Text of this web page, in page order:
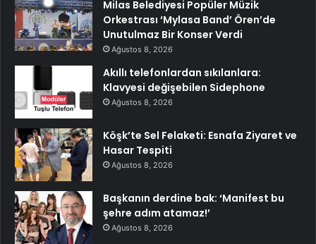
Milas Belediyesi Popüler Müzik
Orkestrası ‘Mylasa Band’ Ören’de
Unutulmaz Bir Konser Verdi
Ağustos 8, 2026
Akıllı telefonlardan sıkılanlara:
Klavyesi değişebilen Sidephone
Ağustos 8, 2026
Köşk’te Sel Felaketi: Esnafa Ziyaret ve
Hasar Tespiti
Ağustos 8, 2026
Başkanın derdine bak: ‘Manifest bu
şehre adım atamaz!’
Ağustos 8, 2026